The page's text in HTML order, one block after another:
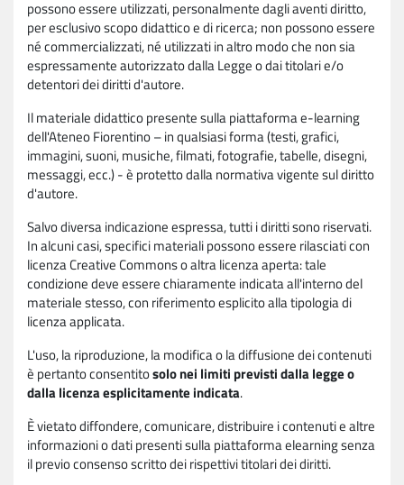
possono essere utilizzati, personalmente dagli aventi diritto,
per esclusivo scopo didattico e di ricerca; non possono essere
né commercializzati, né utilizzati in altro modo che non sia
espressamente autorizzato dalla Legge o dai titolari e/o
detentori dei diritti d'autore.
Il materiale didattico presente sulla piattaforma e-learning
dell'Ateneo Fiorentino – in qualsiasi forma (testi, grafici,
immagini, suoni, musiche, filmati, fotografie, tabelle, disegni,
messaggi, ecc.) - è protetto dalla normativa vigente sul diritto
d'autore.
Salvo diversa indicazione espressa, tutti i diritti sono riservati.
In alcuni casi, specifici materiali possono essere rilasciati con
licenza Creative Commons o altra licenza aperta: tale
condizione deve essere chiaramente indicata all'interno del
materiale stesso, con riferimento esplicito alla tipologia di
licenza applicata.
L'uso, la riproduzione, la modifica o la diffusione dei contenuti
è pertanto consentitosolo nei limiti previsti dalla legge o
dalla licenza esplicitamente indicata.
È vietato diffondere, comunicare, distribuire i contenuti e altre
informazioni o dati presenti sulla piattaforma elearning senza
il previo consenso scritto dei rispettivi titolari dei diritti.